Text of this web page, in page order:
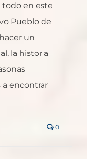
todo en este
Pueblo de
un
la historia
a encontrar
0